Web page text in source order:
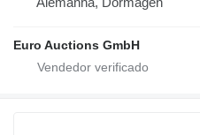
Euro Auctions GmbH